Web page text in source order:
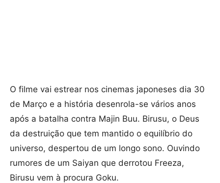
O filme vai estrear nos cinemas japoneses dia 30
de Março e a história desenrola-se vários anos
após a batalha contra Majin Buu. Birusu, o Deus
da destruição que tem mantido o equilíbrio do
universo, despertou de um longo sono. Ouvindo
rumores de um Saiyan que derrotou Freeza,
Birusu vem à procura Goku.